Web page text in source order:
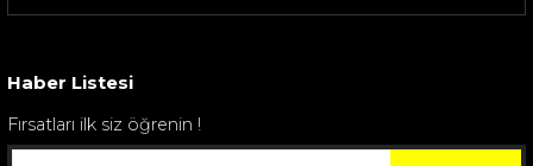
Sarev Elfıda Flanel Nevresim Takımı Çift Kişili...
Haber Listesi
Fırsatları ilk siz öğrenin !